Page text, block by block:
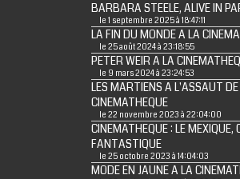
BARBARA STEELE, ALIVE IN
le 1 septembre 2025 à 18:47:11
LA FIN DU MONDE A LA
le 25 août 2024 à 23:18:55
PETER WEIR A LA
le 9 mars 2024 à 23:24:53
LES MARTIENS A L'ASSAUT DE
CINEMATHEQUE
le 22 novembre 2023 à 22:04:00
CINEMATHEQUE : LE MEXIQUE,
FANTASTIQUE
le 25 octobre 2023 à 14:04:03
MODE EN JAUNE A LA